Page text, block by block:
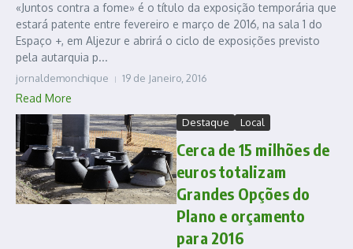
«Juntos contra a fome» é o título da exposição temporária que
estará patente entre fevereiro e março de 2016, na sala 1 do
Espaço +, em Aljezur e abrirá o ciclo de exposições previsto
pela autarquia p...
jornaldemonchique 19 de Janeiro, 2016
Read More
Destaque Local
Cerca de 15 milhões de
euros totalizam
Grandes Opções do
Plano e orçamento
para 2016